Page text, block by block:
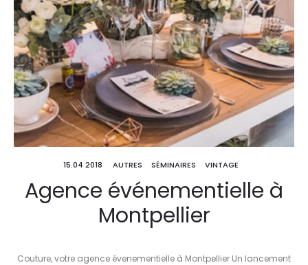
15.04 2018 AUTRES SÉMINAIRES VINTAGE
Agence événementielle à
Montpellier
Couture, votre agence évenementielle à Montpellier Un lancement